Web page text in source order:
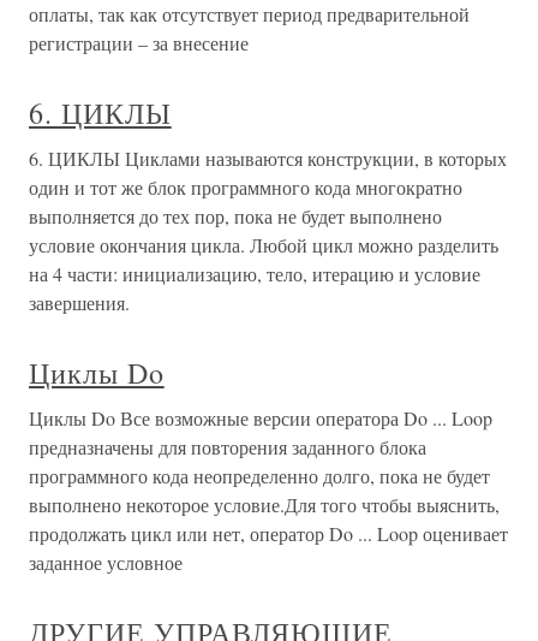
оплаты, так как отсутствует период предварительной
регистрации – за внесение
6. ЦИКЛЫ
6. ЦИКЛЫ Циклами называются конструкции, в которых
один и тот же блок программного кода многократно
выполняется до тех пор, пока не будет выполнено
условие окончания цикла. Любой цикл можно разделить
на 4 части: инициализацию, тело, итерацию и условие
завершения.
Циклы Do
Циклы Do Все возможные версии оператора Do ... Loop
предназначены для повторения заданного блока
программного кода неопределенно долго, пока не будет
выполнено некоторое условие.Для того чтобы выяснить,
продолжать цикл или нет, оператор Do ... Loop оценивает
заданное условное
ДРУГИЕ УПРАВЛЯЮЩИЕ